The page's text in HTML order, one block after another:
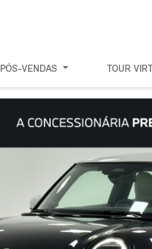
PÓS-VENDAS TOUR